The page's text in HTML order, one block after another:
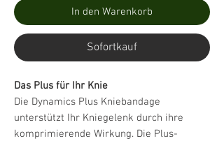
In den Warenkorb
Sofortkauf
Das Plus für Ihr Knie
Die Dynamics Plus Kniebandage
unterstützt Ihr Kniegelenk durch ihre
komprimierende Wirkung. Die Plus-